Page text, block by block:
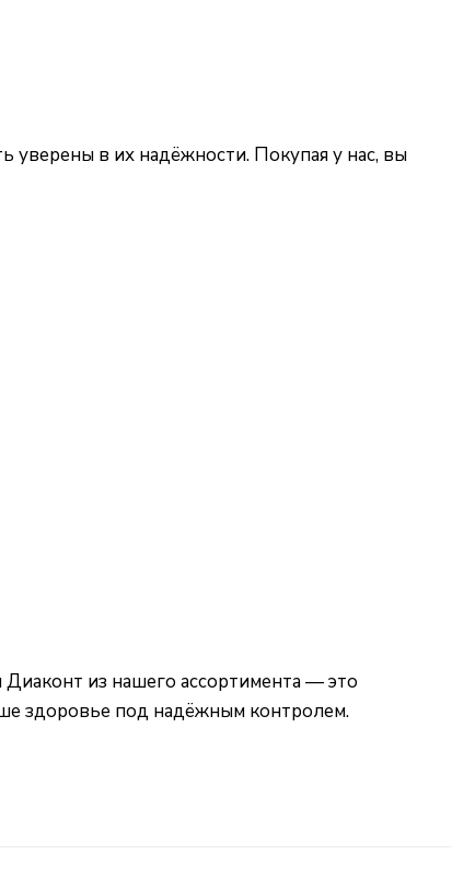
в их надёжности. Покупая у нас, вы
из нашего ассортимента — это
здоровье под надёжным контролем.